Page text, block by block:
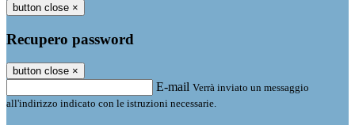
button close ×
Recupero password
button close ×
E-mail Verrà inviato un messaggio
all'indirizzo indicato con le istruzioni necessarie.